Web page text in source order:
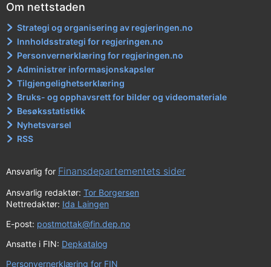
Om nettstaden
Strategi og organisering av regjeringen.no
Innholdsstrategi for regjeringen.no
Personvernerklæring for regjeringen.no
Administrer informasjonskapsler
Tilgjengelighetserklæring
Bruks- og opphavsrett for bilder og videomateriale
Besøksstatistikk
Nyhetsvarsel
RSS
Ansvarlig for Finansdepartementets sider
Ansvarlig redaktør: Tor Borgersen
Nettredaktør: Ida Laingen
E-post: postmottak@fin.dep.no
Ansatte i FIN: Depkatalog
Personvernerklæring for FIN